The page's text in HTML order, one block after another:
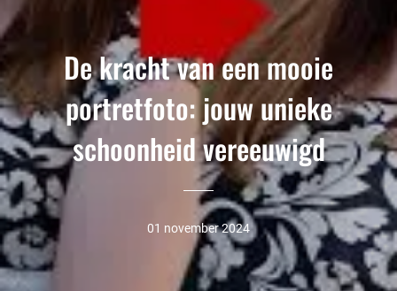
De kracht van een mooie
portretfoto: jouw unieke
schoonheid vereeuwigd
01 november 2024